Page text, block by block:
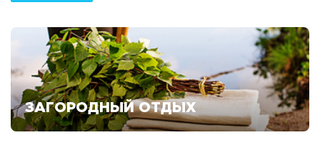
ЗАГОРОДНЫЙ ОТДЫХ
Смотреть предложения